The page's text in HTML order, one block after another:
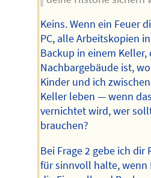
Keins. Wenn ein Feuer
PC, alle Arbeitskopien
Backup in einem
Nachbargebäude ist,
Kinder und ich
Keller leben ― wenn
vernichtet wird, wer
brauchen?
Bei Frage 2 gebe ich
für sinnvoll halte, wenn